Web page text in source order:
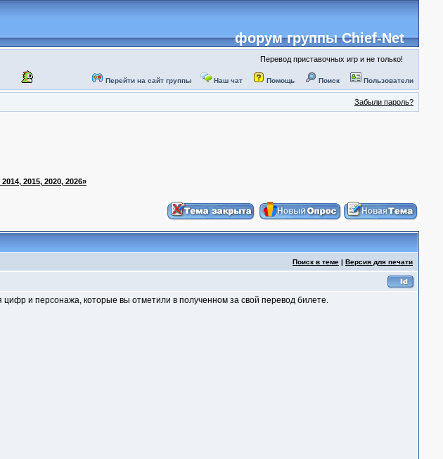
форум группы Chief-Net
Перевод приставочных игр и не только!
Перейти на сайт группы Наш чат Помощь Поиск Пользователи
Забыли пароль?
2015, 2020, 2026»
Поиск в теме | Версия для печати
и персонажа, которые вы отметили в полученном за свой перевод билете.